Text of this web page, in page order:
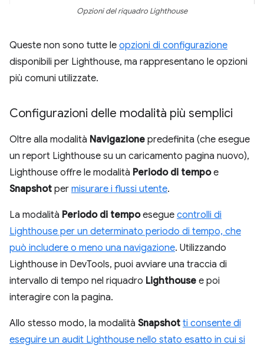
Opzioni del riquadro Lighthouse
Queste non sono tutte le opzioni di configurazione
disponibili per Lighthouse, ma rappresentano le opzioni
più comuni utilizzate.
Configurazioni delle modalità più semplici
Oltre alla modalità Navigazione predefinita (che esegue
un report Lighthouse su un caricamento pagina nuovo),
Lighthouse offre le modalità Periodo di tempoe
Snapshot per misurare i flussi utente.
La modalità Periodo di tempoesegue controlli di
Lighthouse per un determinato periodo di tempo, che
può includere o meno una navigazione. Utilizzando
Lighthouse in DevTools, puoi avviare una traccia di
intervallo di tempo nel riquadro Lighthouse e poi
interagire con la pagina.
Allo stesso modo, la modalità Snapshot ti consente di
eseguire un audit Lighthouse nello stato esatto in cui si